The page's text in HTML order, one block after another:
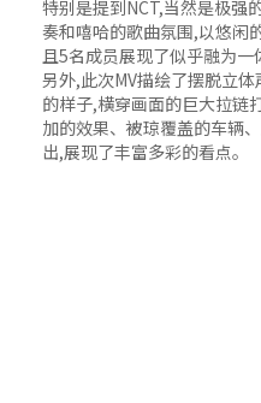
特别是提到NCT,当然是极强
奏和嘻哈的歌曲氛围,以悠闲
且5名成员展现了似乎融为一
另外,此次MV描绘了摆脱立
的样子,横穿画面的巨大拉链
加的效果、被琼覆盖的车辆
出,展现了丰富多彩的看点。